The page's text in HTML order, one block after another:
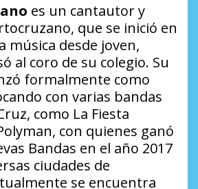
es un cantautor y
que se inició en
música desde joven,
al coro de su colegio. Su
formalmente como
con varias bandas
como La Fiesta
, con quienes ganó
Bandas en el año 2017
ciudades de
se encuentra